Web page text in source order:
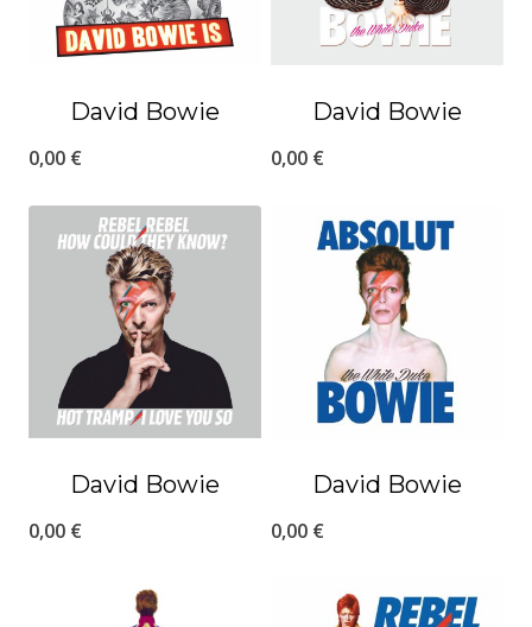
David Bowie
0,00 €
David Bowie
0,00 €
David Bowie
0,00 €
David Bowie
0,00 €